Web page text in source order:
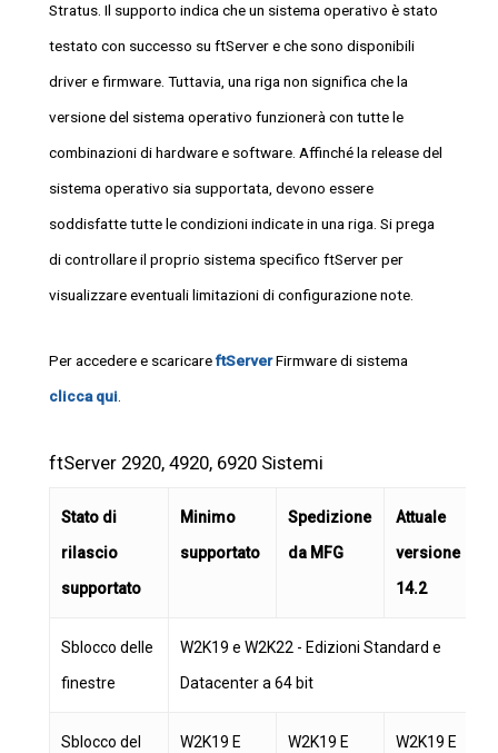
Stratus. Il supporto indica che un sistema operativo è stato
testato con successo su ftServer e che sono disponibili
driver e firmware. Tuttavia, una riga non significa che la
versione del sistema operativo funzionerà con tutte le
combinazioni di hardware e software. Affinché la release del
sistema operativo sia supportata, devono essere
soddisfatte tutte le condizioni indicate in una riga. Si prega
di controllare il proprio sistema specifico ftServer per
visualizzare eventuali limitazioni di configurazione note.
Per accedere e scaricareftServerFirmware di sistema
clicca qui
ftServer 2920, 4920, 6920 Sistemi
Stato di
rilascio
supportato
Minimo
supportato
Spedizione
da MFG
Attuale
versione
14.2
Sblocco delle
finestre
W2K19 e W2K22 - Edizioni Standard e
Datacenter a 64 bit
Sblocco del
W2K19 E
W2K19 E
W2K19 E